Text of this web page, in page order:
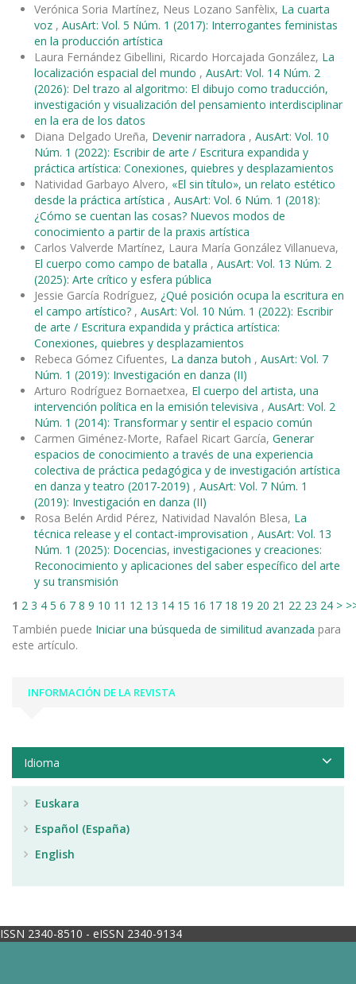
Verónica Soria Martínez, Neus Lozano Sanfèlix, La cuarta
voz , AusArt: Vol. 5 Núm. 1 (2017): Interrogantes feministas
en la producción artística
Laura Fernández Gibellini, Ricardo Horcajada González, La
localización espacial del mundo , AusArt: Vol. 14 Núm. 2
(2026): Del trazo al algoritmo: El dibujo como traducción,
investigación y visualización del pensamiento interdisciplinar
en la era de los datos
Diana Delgado Ureña, Devenir narradora , AusArt: Vol. 10
Núm. 1 (2022): Escribir de arte / Escritura expandida y
práctica artística: Conexiones, quiebres y desplazamientos
Natividad Garbayo Alvero, «El sin título», un relato estético
desde la práctica artística , AusArt: Vol. 6 Núm. 1 (2018):
¿Cómo se cuentan las cosas? Nuevos modos de
conocimiento a partir de la praxis artística
Carlos Valverde Martínez, Laura María González Villanueva,
El cuerpo como campo de batalla , AusArt: Vol. 13 Núm. 2
(2025): Arte crítico y esfera pública
Jessie García Rodríguez, ¿Qué posición ocupa la escritura en
el campo artístico? , AusArt: Vol. 10 Núm. 1 (2022): Escribir
de arte / Escritura expandida y práctica artística:
Conexiones, quiebres y desplazamientos
Rebeca Gómez Cifuentes, La danza butoh , AusArt: Vol. 7
Núm. 1 (2019): Investigación en danza (II)
Arturo Rodríguez Bornaetxea, El cuerpo del artista, una
intervención política en la emisión televisiva , AusArt: Vol. 2
Núm. 1 (2014): Transformar y sentir el espacio común
Carmen Giménez-Morte, Rafael Ricart García, Generar
espacios de conocimiento a través de una experiencia
colectiva de práctica pedagógica y de investigación artística
en danza y teatro (2017-2019) , AusArt: Vol. 7 Núm. 1
(2019): Investigación en danza (II)
Rosa Belén Ardid Pérez, Natividad Navalón Blesa, La
técnica release y el contact-improvisation , AusArt: Vol. 13
Núm. 1 (2025): Docencias, investigaciones y creaciones:
Reconocimiento y aplicaciones del saber específico del arte
y su transmisión
1 2 3 4 5 6 7 8 9 10 11 12 13 14 15 16 17 18 19 20 21 22 23 24 >
También puede Iniciar una búsqueda de similitud avanzada para
este artículo.
INFORMACIÓN DE LA REVISTA
Idioma
Euskara
Español (España)
English
ISSN 2340-8510 - eISSN 2340-9134